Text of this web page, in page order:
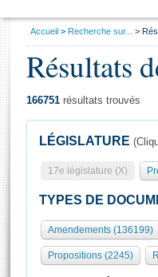
Présidence
577 députés
Groupes politiques
Séance publique
Commissions et
Europe et
Général
Rôle et pouvoirs de
Organisation de
Présidence
Visiter l'Assemblée
Visite virtuelle du
Assister à une
Vous
Accueil Recherche sur...
Résultats
166751 résultats trouvés
LÉGISLATURE
17e législature (X)
TYPES DE
Amendements (136199)
Propositions (2245)